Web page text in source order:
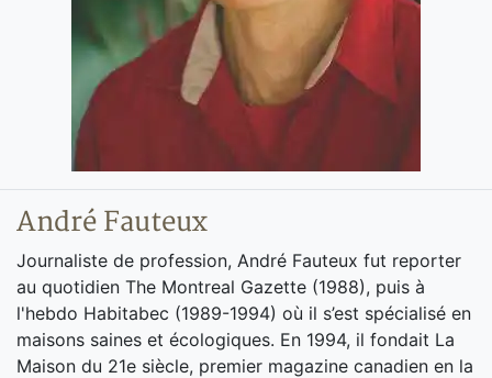
André Fauteux
Journaliste de profession, André Fauteux fut reporter
au quotidien The Montreal Gazette (1988), puis à
l'hebdo Habitabec (1989-1994) où il s’est spécialisé en
maisons saines et écologiques. En 1994, il fondait La
Maison du 21e siècle, premier magazine canadien en la